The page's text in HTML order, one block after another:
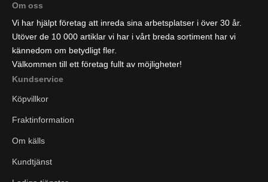
Om oss
Vi har hjälpt företag att inreda sina arbetsplatser i över 30 år.
Utöver de 10 000 artiklar vi har i vårt breda sortiment har vi
kännedom om betydligt fler.
Välkommen till ett företag fullt av möjligheter!
Kundservice
Köpvillkor
Fraktinformation
Om källs
Kundtjänst